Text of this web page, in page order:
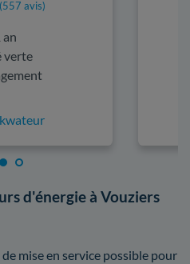
(557 avis)
an
verte
d'énergie à Vouziers
mise en service possible pour